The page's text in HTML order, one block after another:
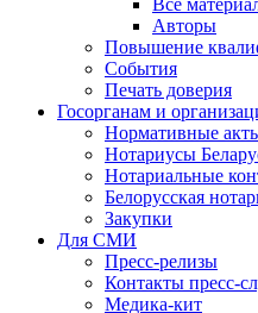
Все
Авторы
Повышение
События
Печать доверия
Госорганам и
Нормативные
Нотариусы
Нотариальные
Белорусская
Закупки
Для СМИ
Пресс-релизы
Контакты пресс-
Медика-кит